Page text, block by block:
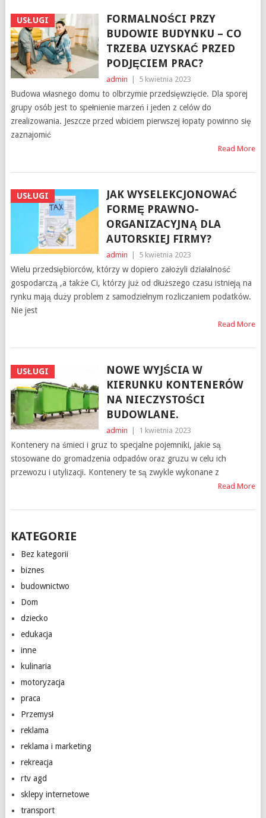
USŁUGI
FORMALNOŚCI PRZY
BUDOWIE BUDYNKU – CO
TRZEBA UZYSKAĆ PRZED
PODJĘCIEM PRAC?
admin 5 kwietnia 2023
Budowa własnego domu to olbrzymie przedsięwzięcie. Dla sporej
grupy osób jest to spełnienie marzeń i jeden z celów do
zrealizowania. Jeszcze przed wbiciem pierwszej łopaty powinno się
zaznajomić
Read More
USŁUGI
JAK WYSELEKCJONOWAĆ
FORMĘ PRAWNO-
ORGANIZACYJNĄ DLA
AUTORSKIEJ FIRMY?
admin 5 kwietnia 2023
Wielu przedsiębiorców, którzy w dopiero założyli działalność
gospodarczą ,a także Ci, którzy już od dłuższego czasu istnieją na
rynku mają duży problem z samodzielnym rozliczaniem podatków.
Nie jest
Read More
USŁUGI
NOWE WYJŚCIA W
KIERUNKU KONTENERÓW
NA NIECZYSTOŚCI
BUDOWLANE.
admin 1 kwietnia 2023
Kontenery na śmieci i gruz to specjalne pojemniki, jakie są
stosowane do gromadzenia odpadów oraz gruzu w celu ich
przewozu i utylizacji. Kontenery te są zwykle wykonane z
Read More
KATEGORIE
Bez kategorii
biznes
budownictwo
Dom
dziecko
edukacja
inne
kulinaria
motoryzacja
praca
Przemysł
reklama
reklama i marketing
rekreacja
rtv agd
sklepy internetowe
transport